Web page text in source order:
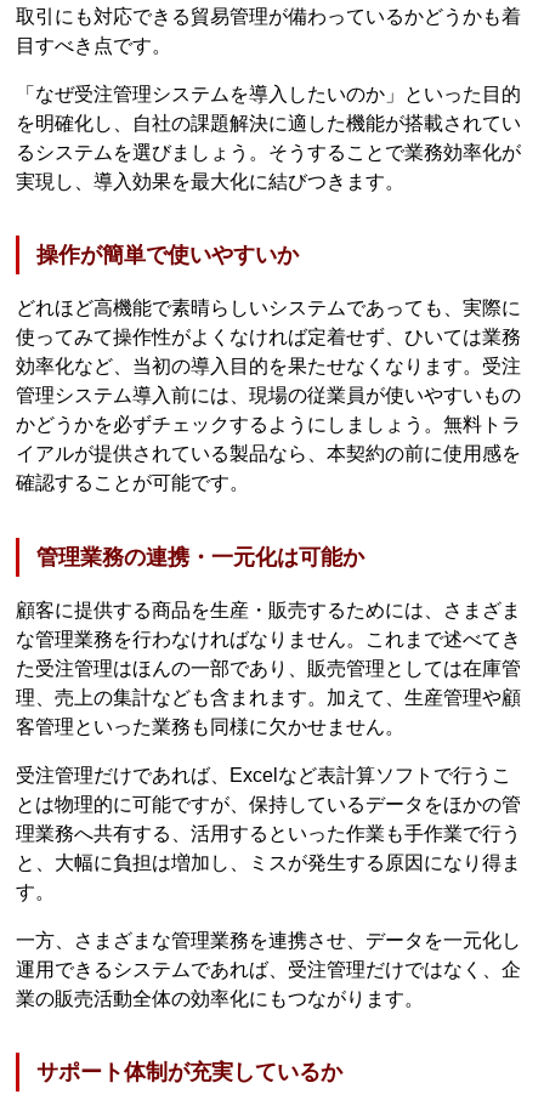
取引にも対応できる貿易管理が備わっているかどうかも着
目すべき点です。
「なぜ受注管理システムを導入したいのか」といった目的
を明確化し、自社の課題解決に適した機能が搭載されてい
るシステムを選びましょう。そうすることで業務効率化が
実現し、導入効果を最大化に結びつきます。
操作が簡単で使いやすいか
どれほど高機能で素晴らしいシステムであっても、実際に
使ってみて操作性がよくなければ定着せず、ひいては業務
効率化など、当初の導入目的を果たせなくなります。受注
管理システム導入前には、現場の従業員が使いやすいもの
かどうかを必ずチェックするようにしましょう。無料トラ
イアルが提供されている製品なら、本契約の前に使用感を
確認することが可能です。
管理業務の連携・一元化は可能か
顧客に提供する商品を生産・販売するためには、さまざま
な管理業務を行わなければなりません。これまで述べてき
た受注管理はほんの一部であり、販売管理としては在庫管
理、売上の集計なども含まれます。加えて、生産管理や顧
客管理といった業務も同様に欠かせません。
受注管理だけであれば、Excelなど表計算ソフトで行うこ
とは物理的に可能ですが、保持しているデータをほかの管
理業務へ共有する、活用するといった作業も手作業で行う
と、大幅に負担は増加し、ミスが発生する原因になり得ま
す。
一方、さまざまな管理業務を連携させ、データを一元化し
運用できるシステムであれば、受注管理だけではなく、企
業の販売活動全体の効率化にもつながります。
サポート体制が充実しているか